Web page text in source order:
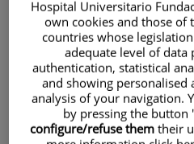
Research
Hospital Universitario
own cookies and those of
countries whose
adequate level of data
authentication, statistical
and showing
analysis of your navigation.
by pressing the button
configure/refuse them their